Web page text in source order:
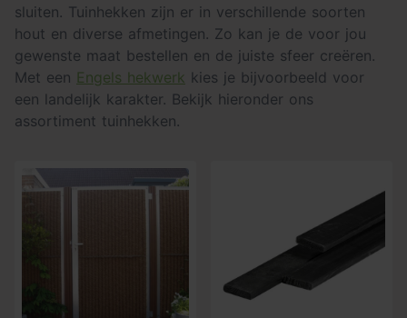
sluiten. Tuinhekken zijn er in verschillende soorten
hout en diverse afmetingen. Zo kan je de voor jou
gewenste maat bestellen en de juiste sfeer creëren.
Met een Engels hekwerk kies je bijvoorbeeld voor
een landelijk karakter. Bekijk hieronder ons
assortiment tuinhekken.